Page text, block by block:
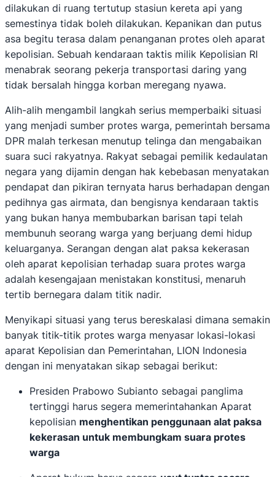
dilakukan di ruang tertutup stasiun kereta api yang
semestinya tidak boleh dilakukan. Kepanikan dan putus
asa begitu terasa dalam penanganan protes oleh aparat
kepolisian. Sebuah kendaraan taktis milik Kepolisian RI
menabrak seorang pekerja transportasi daring yang
tidak bersalah hingga korban meregang nyawa.
Alih-alih mengambil langkah serius memperbaiki situasi
yang menjadi sumber protes warga, pemerintah bersama
DPR malah terkesan menutup telinga dan mengabaikan
suara suci rakyatnya. Rakyat sebagai pemilik kedaulatan
negara yang dijamin dengan hak kebebasan menyatakan
pendapat dan pikiran ternyata harus berhadapan dengan
pedihnya gas airmata, dan bengisnya kendaraan taktis
yang bukan hanya membubarkan barisan tapi telah
membunuh seorang warga yang berjuang demi hidup
keluarganya. Serangan dengan alat paksa kekerasan
oleh aparat kepolisian terhadap suara protes warga
adalah kesengajaan menistakan konstitusi, menaruh
tertib bernegara dalam titik nadir.
Menyikapi situasi yang terus bereskalasi dimana semakin
banyak titik-titik protes warga menyasar lokasi-lokasi
aparat Kepolisian dan Pemerintahan, LION Indonesia
dengan ini menyatakan sikap sebagai berikut:
Presiden Prabowo Subianto sebagai panglima
tertinggi harus segera memerintahankan Aparat
kepolisian menghentikan penggunaan alat paksa
kekerasan untuk membungkam suara protes
warga